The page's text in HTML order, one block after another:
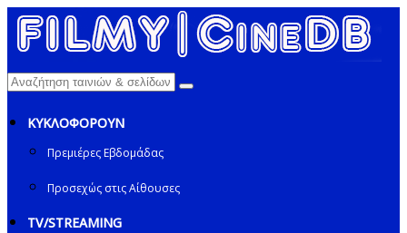
ΚΥΚΛΟΦΟΡΟΥΝ
Πρεμιέρες Εβδομάδας
Προσεχώς στις Αίθουσες
TV/STREAMING